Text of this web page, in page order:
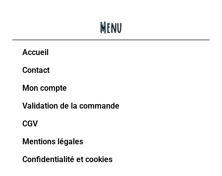
Menu
Accueil
Contact
Mon compte
Validation de la commande
CGV
Mentions légales
Confidentialité et cookies